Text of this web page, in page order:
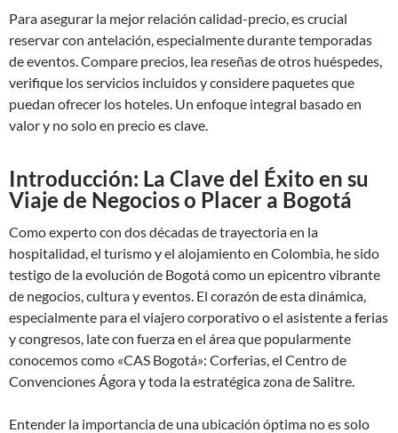
Para asegurar la mejor relación calidad-precio, es crucial
reservar con antelación, especialmente durante temporadas
de eventos. Compare precios, lea reseñas de otros huéspedes,
verifique los servicios incluidos y considere paquetes que
puedan ofrecer los hoteles. Un enfoque integral basado en
valor y no solo en precio es clave.
Introducción: La Clave del Éxito en su
Viaje de Negocios o Placer a Bogotá
Como experto con dos décadas de trayectoria en la
hospitalidad, el turismo y el alojamiento en Colombia, he sido
testigo de la evolución de Bogotá como un epicentro vibrante
de negocios, cultura y eventos. El corazón de esta dinámica,
especialmente para el viajero corporativo o el asistente a ferias
y congresos, late con fuerza en el área que popularmente
conocemos como «CAS Bogotá»: Corferias, el Centro de
Convenciones Ágora y toda la estratégica zona de Salitre.
Entender la importancia de una ubicación óptima no es solo